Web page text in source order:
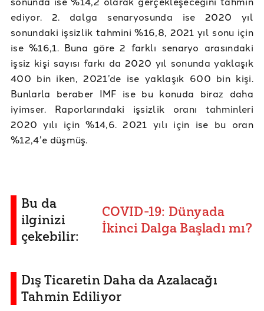
ediyor. 2. dalga senaryosunda ise 2020 yıl
sonundaki işsizlik tahmini %16,8, 2021 yıl sonu için
ise %16,1. Buna göre 2 farklı senaryo arasındaki
işsiz kişi sayısı farkı da 2020 yıl sonunda yaklaşık
400 bin iken, 2021’de ise yaklaşık 600 bin kişi.
Bunlarla beraber IMF ise bu konuda biraz daha
iyimser. Raporlarındaki işsizlik oranı tahminleri
2020 yılı için %14,6. 2021 yılı için ise bu oran
%12,4’e düşmüş.
Bu da
ilginizi
çekebilir:
COVID-19: Dünyada
İkinci Dalga Başladı mı?
Dış Ticaretin Daha da Azalacağı
Tahmin Ediliyor